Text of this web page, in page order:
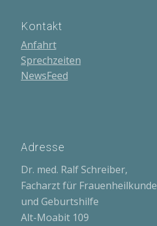
Kontakt
Anfahrt
Sprechzeiten
NewsFeed
Adresse
Dr. med. Ralf Schreiber,
Facharzt für Frauenheilkunde
und Geburtshilfe
Alt-Moabit 109